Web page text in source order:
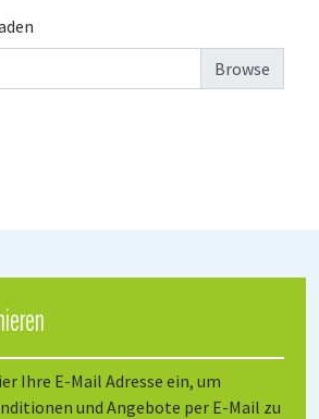
Ihre E-Mail Adresse ein, um
und Angebote per E-Mail zu